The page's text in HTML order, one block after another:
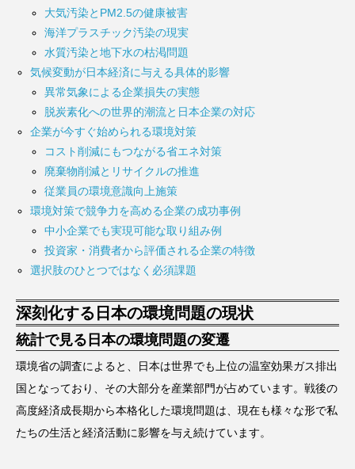
大気汚染とPM2.5の健康被害
海洋プラスチック汚染の現実
水質汚染と地下水の枯渇問題
気候変動が日本経済に与える具体的影響
異常気象による企業損失の実態
脱炭素化への世界的潮流と日本企業の対応
企業が今すぐ始められる環境対策
コスト削減にもつながる省エネ対策
廃棄物削減とリサイクルの推進
従業員の環境意識向上施策
環境対策で競争力を高める企業の成功事例
中小企業でも実現可能な取り組み例
投資家・消費者から評価される企業の特徴
選択肢のひとつではなく必須課題
深刻化する日本の環境問題の現状
統計で見る日本の環境問題の変遷
環境省の調査によると、日本は世界でも上位の温室効果ガス排出
国となっており、その大部分を産業部門が占めています。戦後の
高度経済成長期から本格化した環境問題は、現在も様々な形で私
たちの生活と経済活動に影響を与え続けています。